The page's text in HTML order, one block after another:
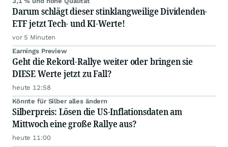
Darum schlägt dieser stinklangweilige Dividenden-
ETF jetzt Tech- und KI-Werte!
vor 5 Minuten
Earnings Preview
Geht die Rekord-Rallye weiter oder bringen sie
DIESE Werte jetzt zu Fall?
heute 12:58
Könnte für Silber alles ändern
Silberpreis: Lösen die US-Inflationsdaten am
Mittwoch eine große Rallye aus?
heute 11:00